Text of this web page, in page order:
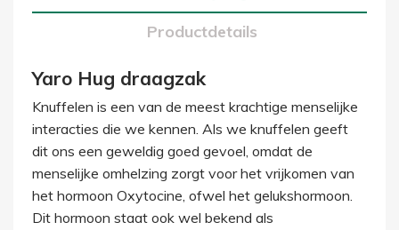
Productdetails
Yaro Hug draagzak
Knuffelen is een van de meest krachtige menselijke
interacties die we kennen. Als we knuffelen geeft
dit ons een geweldig goed gevoel, omdat de
menselijke omhelzing zorgt voor het vrijkomen van
het hormoon Oxytocine, ofwel het gelukshormoon.
Dit hormoon staat ook wel bekend als